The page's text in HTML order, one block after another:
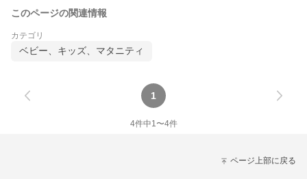
このページの関連情報
カテゴリ
ベビー、キッズ、マタニティ
1
4件中1〜4件
ページ上部に戻る